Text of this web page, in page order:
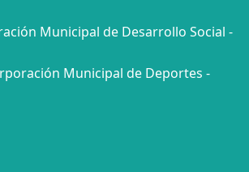
Municipal de Desarrollo Social -
Municipal de Deportes -